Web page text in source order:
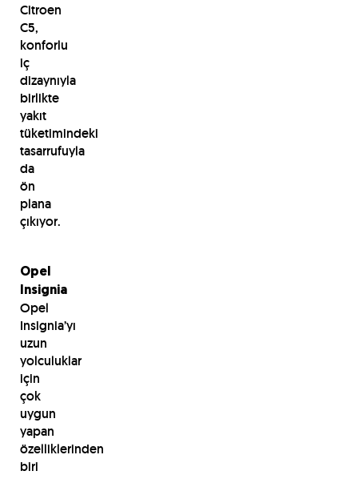
Citroen
C5,
konforlu
iç
dizaynıyla
birlikte
yakıt
tüketimindeki
tasarrufuyla
da
ön
plana
çıkıyor.
Opel
Insignia
Opel
Insignia’yı
uzun
yolculuklar
için
çok
uygun
yapan
özelliklerinden
biri